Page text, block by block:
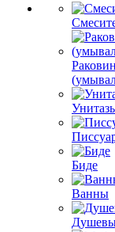
Биде
Ванны